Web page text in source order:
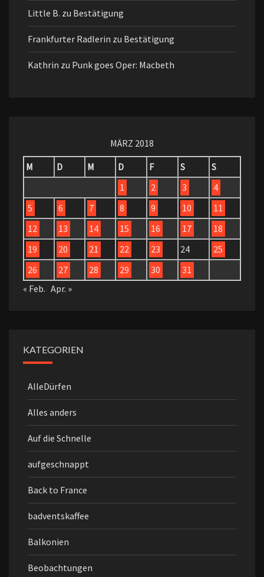
Little B. zu Bestätigung
Frankfurter Radlerin zu Bestätigung
Kathrin zu Punk goes Oper: Macbeth
MÄRZ 2018
M
D M D F S
S
1
2 3
4
5
6 7 8 9 10
11
12
13 14 15 16 17
18
19
20 21 22 23 24
25
26
27 28 29 30
31
« Feb. Apr. »
KATEGORIEN
AlleDürfen
Alles anders
Auf die Schnelle
aufgeschnappt
Back to France
badventskaffee
Balkonien
Beobachtungen